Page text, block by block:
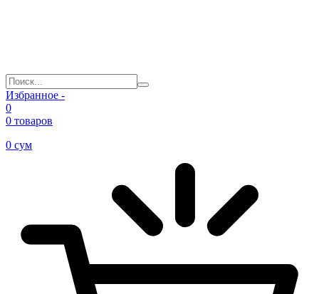
Избранное -
0
0 товаров
0 сум